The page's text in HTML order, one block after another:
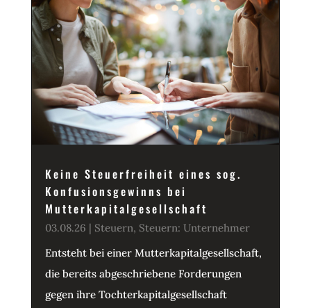
Keine Steuerfreiheit eines sog.
Konfusionsgewinns bei
Mutterkapitalgesellschaft
03.08.26 | Steuern, Steuern: Unternehmer
Entsteht bei einer Mutterkapitalgesellschaft,
die bereits abgeschriebene Forderungen
gegen ihre Tochterkapitalgesellschaft